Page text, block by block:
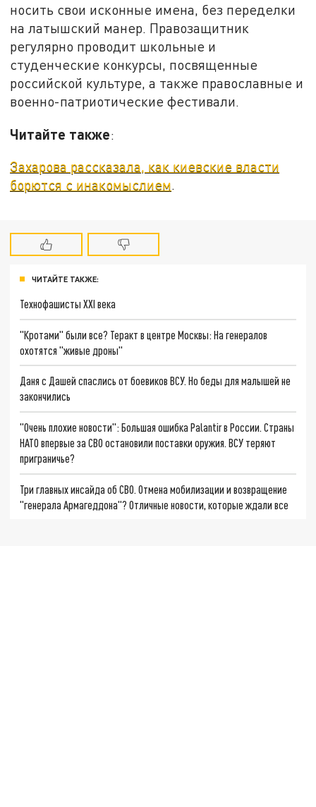
носить свои исконные имена, без переделки
на латышский манер. Правозащитник
регулярно проводит школьные и
студенческие конкурсы, посвященные
российской культуре, а также православные и
военно-патриотические фестивали.
Читайте также:
Захарова рассказала, как киевские власти
борются с инакомыслием.
ЧИТАЙТЕ ТАКЖЕ:
Технофашисты XXI века
"Кротами" были все? Теракт в центре Москвы: На генералов
охотятся "живые дроны"
Даня с Дашей спаслись от боевиков ВСУ. Но беды для малышей не
закончились
"Очень плохие новости": Большая ошибка Palantir в России. Страны
НАТО впервые за СВО остановили поставки оружия. ВСУ теряют
приграничье?
Три главных инсайда об СВО. Отмена мобилизации и возвращение
"генерала Армагеддона"? Отличные новости, которые ждали все